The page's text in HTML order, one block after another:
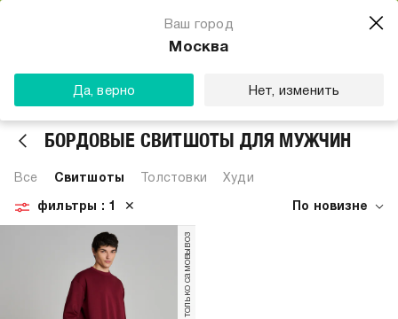
Ваш город
Москва
Да, верно Нет, изменить
БОРДОВЫЕ СВИТШОТЫ ДЛЯ МУЖЧИН
Все Свитшоты Толстовки Худи
По новизне
фильтры : 1 ✕
только самовывоз
Магазин одежды для тебя